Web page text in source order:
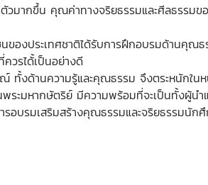
มากขึ้น คุณค่าทางจริยธรรมและศีลธรรม
องประเทศชาติได้รับการฝึกอบรมด้านคุณ
วรได้้เป็นอย่างดี
งด้านความรู้และคุณธรรม จึงตระหนักใน
ระมหากษัตริย์ มีความพร้อมที่จะเป็นทั้งผู้
อบรมเสริมสร้างคุณธรรมและจริยธรรมนัก